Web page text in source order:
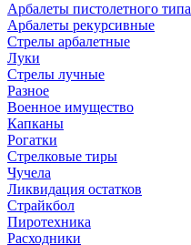
Арбалеты пистолетного типа
Арбалеты рекурсивные
Стрелы арбалетные
Луки
Стрелы лучные
Разное
Военное имущество
Капканы
Рогатки
Стрелковые тиры
Чучела
Ликвидация остатков
Страйкбол
Пиротехника
Расходники